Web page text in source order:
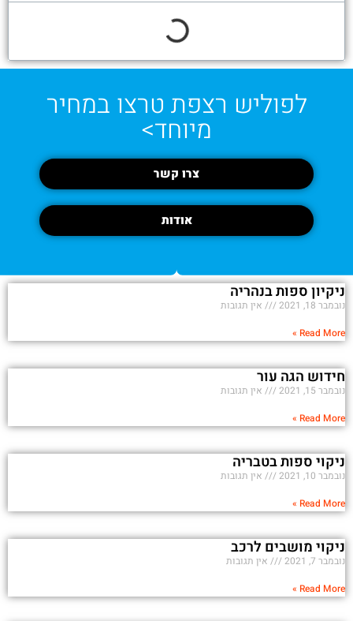
לפוליש רצפת טרצו במחיר
מיוחד>
צרו קשר
אודות
ניקיון ספות בנהריה
נובמבר 18, 2021
אין תגובות
Read More »
חידוש הגה עור
נובמבר 15, 2021
אין תגובות
Read More »
ניקוי ספות בטבריה
נובמבר 10, 2021
אין תגובות
Read More »
ניקוי מושבים לרכב
נובמבר 7, 2021
אין תגובות
Read More »